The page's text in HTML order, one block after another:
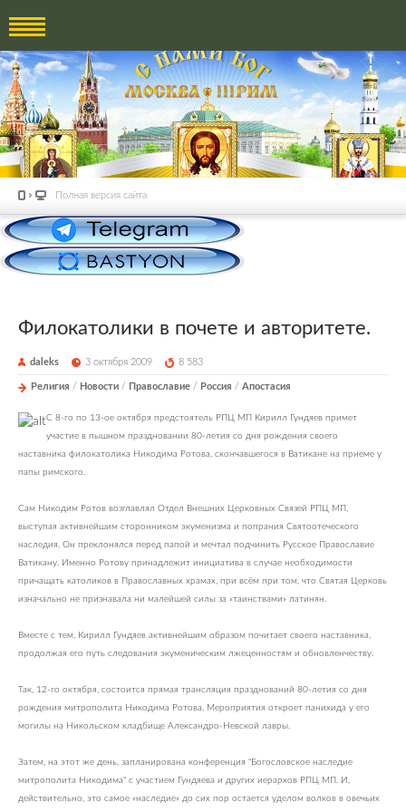
Полная версия сайта
Филокатолики в почете и авторитете.
daleks 3 октября 2009 8 583
Религия / Новости / Православие / Россия / Апостасия
С 8-го по 13-ое октября предстоятель РПЦ МП Кирилл Гундяев примет
участие в пышном праздновании 80-летия со дня рождения своего
наставника филокатолика Никодима Ротова, скончавшегося в Ватикане на приеме у
папы римского.
Сам Никодим Ротов возглавлял Отдел Внешних Церковных Связей РПЦ МП,
выступая активнейшим сторонником экуменизма и попрания Святоотеческого
наследия. Он преклонялся перед папой и мечтал подчинить Русское Православие
Ватикану. Именно Ротову принадлежит инициатива в случае необходимости
причащать католиков в Православных храмах, при всём при том, что Святая Церковь
изначально не признавала ни малейшей силы за «таинствами» латинян.
Вместе с тем, Кирилл Гундяев активнейшим образом почитает своего наставника,
продолжая его путь следования экуменическим лжеценностям и обновленчеству.
Так, 12-го октября, состоится прямая трансляция празднований 80-летия со дня
рождения митрополита Никодима Ротова. Мероприятия откроет панихида у его
могилы на Никольском кладбище Александро-Невской лавры.
Затем, на этот же день, запланирована конференция "Богословское наследие
митрополита Никодима" с участием Гундяева и других иерархов РПЦ МП. И,
действительно, это самое «наследие» до сих пор остается уделом волков в овечьих